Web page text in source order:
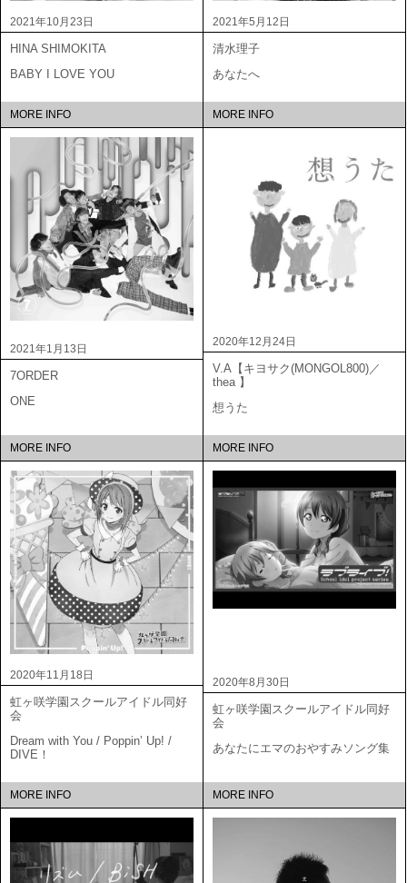
2021年10月23日
HINA SHIMOKITA
BABY I LOVE YOU
MORE INFO
2021年5月12日
清水理子
あなたへ
MORE INFO
2021年1月13日
7ORDER
ONE
MORE INFO
2020年12月24日
V.A【キヨサク(MONGOL800)／
thea 】
想うた
MORE INFO
2020年11月18日
虹ヶ咲学園スクールアイドル同好
会
Dream with You / Poppin’ Up! /
DIVE！
MORE INFO
2020年8月30日
虹ヶ咲学園スクールアイドル同好
会
あなたにエマのおやすみソング集
MORE INFO